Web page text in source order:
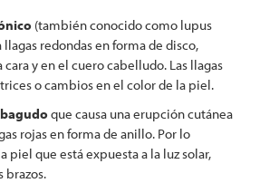
(también conocido como lupus
redondas en forma de disco,
y en el cuero cabelludo. Las llagas
o cambios en el color de la piel.
que causa una erupción cutánea
rojas en forma de anillo. Por lo
piel que está expuesta a la luz solar,
brazos.